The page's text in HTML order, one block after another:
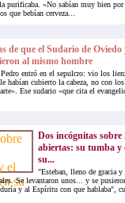
purificaba. «No sabían muy bien
que bebían cerveza...
de que el Sudario de
al mismo hombre
entró en el sepulcro: vio los
habían cubierto la cabeza, no con
Ese sudario «que cita el
Dos incógnitas
abiertas: su tumba y
su...
"Esteban, lleno de gracia y
Se levantaron unos... y se
y al Espíritu con que hablaba",